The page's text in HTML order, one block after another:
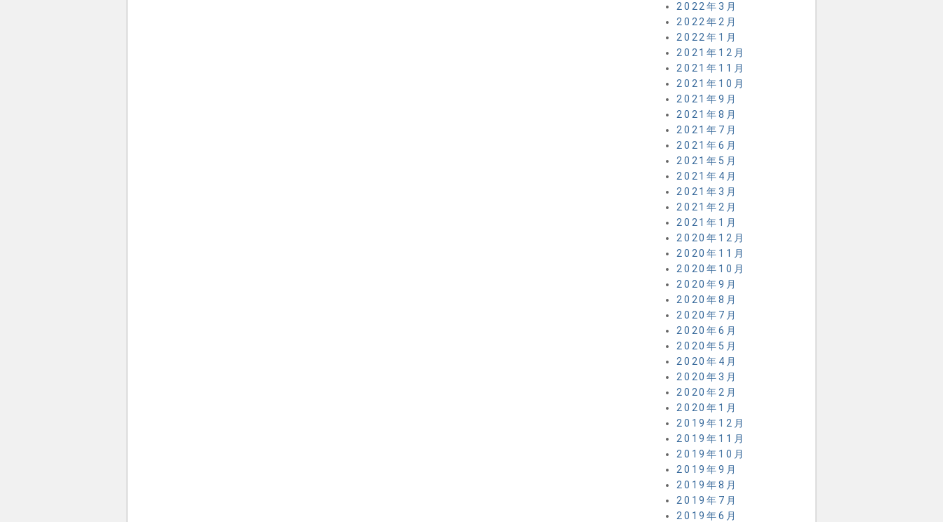
2022年3月
2022年2月
2022年1月
2021年12月
2021年11月
2021年10月
2021年9月
2021年8月
2021年7月
2021年6月
2021年5月
2021年4月
2021年3月
2021年2月
2021年1月
2020年12月
2020年11月
2020年10月
2020年9月
2020年8月
2020年7月
2020年6月
2020年5月
2020年4月
2020年3月
2020年2月
2020年1月
2019年12月
2019年11月
2019年10月
2019年9月
2019年8月
2019年7月
2019年6月